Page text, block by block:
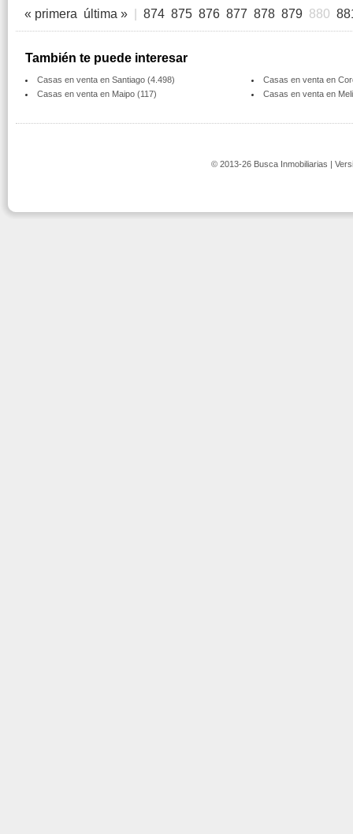
« primera última » 874 875 876 877 878 879 880
También te puede interesar
Casas en venta en Santiago (4.498)
Casas en venta en
Casas en venta en Maipo (117)
Casas en venta en
© 2013-26 Busca Inmobiliarias |